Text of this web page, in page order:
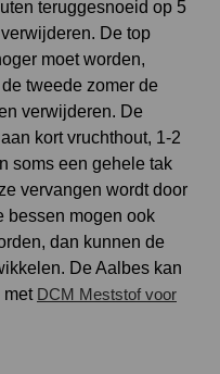
teruggesnoeid op 5
De top
moet worden,
tweede zomer de
verwijderen. De
kort vruchthout, 1-2
soms een gehele tak
vervangen wordt door
bessen mogen ook
dan kunnen de
De Aalbes kan
met DCM Meststof voor